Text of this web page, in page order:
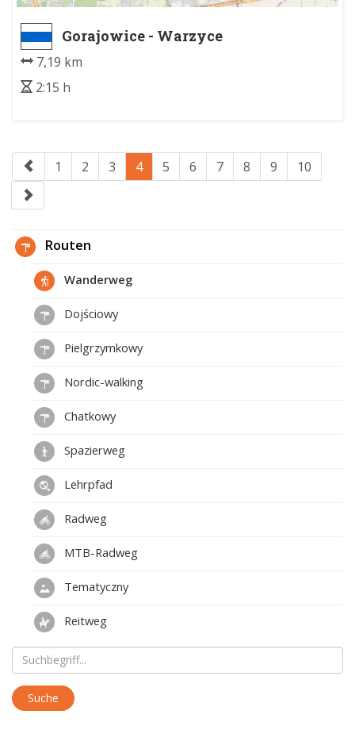
Gorajowice - Warzyce
7,19 km
2:15 h
1 2 3 4 5 6 7 8 9 10
Routen
Wanderweg
Dojściowy
Pielgrzymkowy
Nordic-walking
Chatkowy
Spazierweg
Lehrpfad
Radweg
MTB-Radweg
Tematyczny
Reitweg